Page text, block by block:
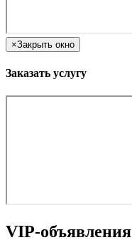
×Закрыть окно
Заказать услугу
VIP-объявления